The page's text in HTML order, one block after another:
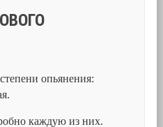
опьянения:
каждую из них.